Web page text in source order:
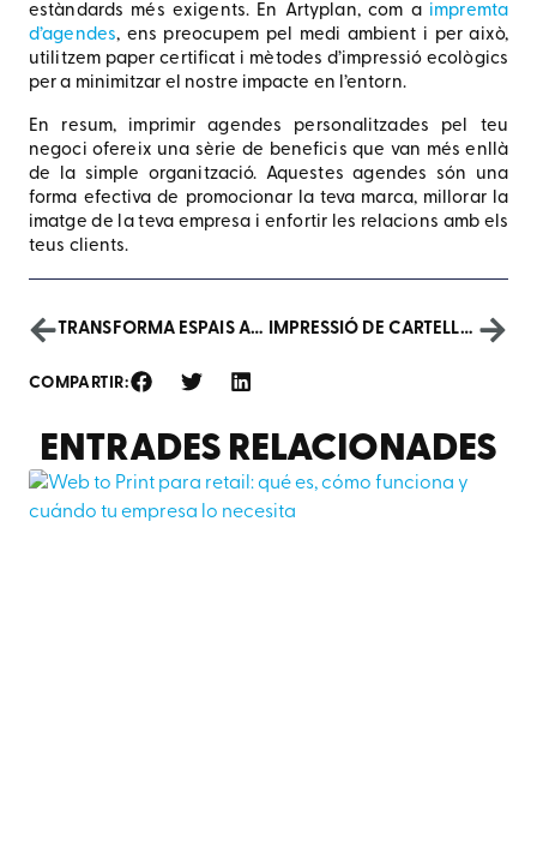
estàndards més exigents. En Artyplan, com a impremta
d’agendes, ens preocupem pel medi ambient i per això,
utilitzem paper certificat i mètodes d’impressió ecològics
per a minimitzar el nostre impacte en l’entorn.
En resum, imprimir agendes personalitzades pel teu
negoci ofereix una sèrie de beneficis que van més enllà
de la simple organització. Aquestes agendes són una
forma efectiva de promocionar la teva marca, millorar la
imatge de la teva empresa i enfortir les relacions amb els
teus clients.
TRANSFORMA ESPAIS AMB VINILS MICROPERFORATS PER A VIDRES IMPRESSIÓ DE CARTELLS: POTENCIA LA TEVA ESTRATÈGIA
COMPARTIR:
ENTRADES RELACIONADES